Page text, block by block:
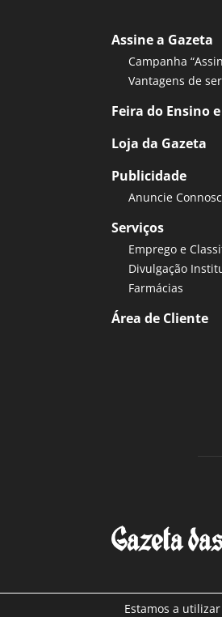
Assine a Gazeta
Campanha
Vantagens de
Feira do Ensino
Loja da Gazeta
Publicidade
Anuncie
Serviços
Emprego e
Divulgação
Farmácias
Área de Cliente
Estamos a